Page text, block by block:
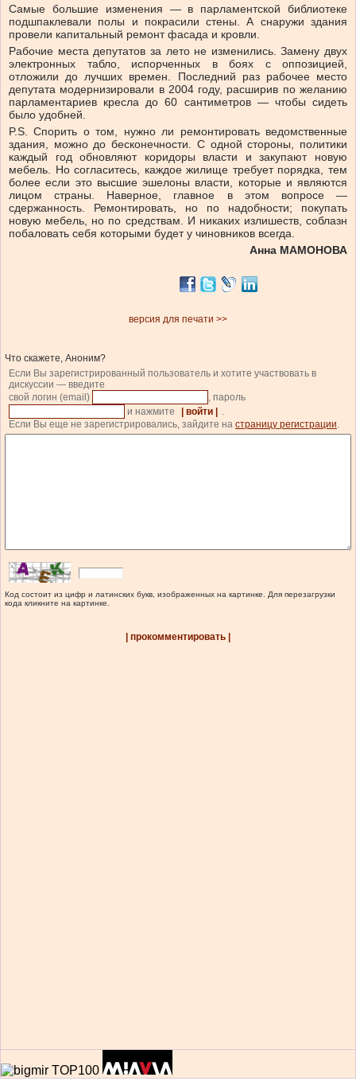
Самые большие изменения — в парламентской библиотеке
подшпаклевали полы и покрасили стены. А снаружи здания
провели капитальный ремонт фасада и кровли.
Рабочие места депутатов за лето не изменились. Замену двух
электронных табло, испорченных в боях с оппозицией,
отложили до лучших времен. Последний раз рабочее место
депутата модернизировали в 2004 году, расширив по желанию
парламентариев кресла до 60 сантиметров — чтобы сидеть
было удобней.
P.S. Спорить о том, нужно ли ремонтировать ведомственные
здания, можно до бесконечности. С одной стороны, политики
каждый год обновляют коридоры власти и закупают новую
мебель. Но согласитесь, каждое жилище требует порядка, тем
более если это высшие эшелоны власти, которые и являются
лицом страны. Наверное, главное в этом вопросе —
сдержанность. Ремонтировать, но по надобности; покупать
новую мебель, но по средствам. И никаких излишеств, соблазн
побаловать себя которыми будет у чиновников всегда.
Анна МАМОНОВА
версия для печати >>
Что скажете, Аноним?
Если Вы зарегистрированный пользователь и хотите участвовать в
дискуссии — введите
свой логин (email)
, пароль
и нажмите
| войти |
.
Если Вы еще не зарегистрировались, зайдите на страницу регистрации.
Код состоит из цифр и латинских букв, изображенных на картинке. Для перезагрузки
кода кликните на картинке.
| прокомментировать |